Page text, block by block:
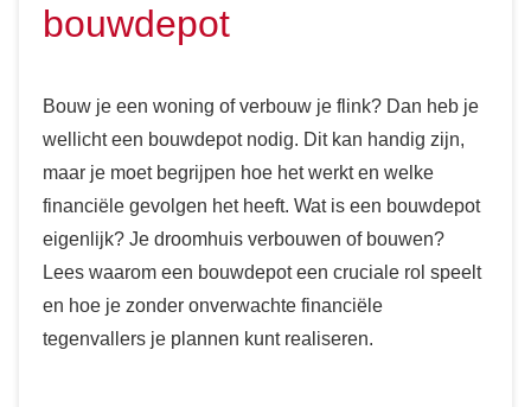
bouwdepot
Bouw je een woning of verbouw je flink? Dan heb je
wellicht een bouwdepot nodig. Dit kan handig zijn,
maar je moet begrijpen hoe het werkt en welke
financiële gevolgen het heeft. Wat is een bouwdepot
eigenlijk? Je droomhuis verbouwen of bouwen?
Lees waarom een bouwdepot een cruciale rol speelt
en hoe je zonder onverwachte financiële
tegenvallers je plannen kunt realiseren.